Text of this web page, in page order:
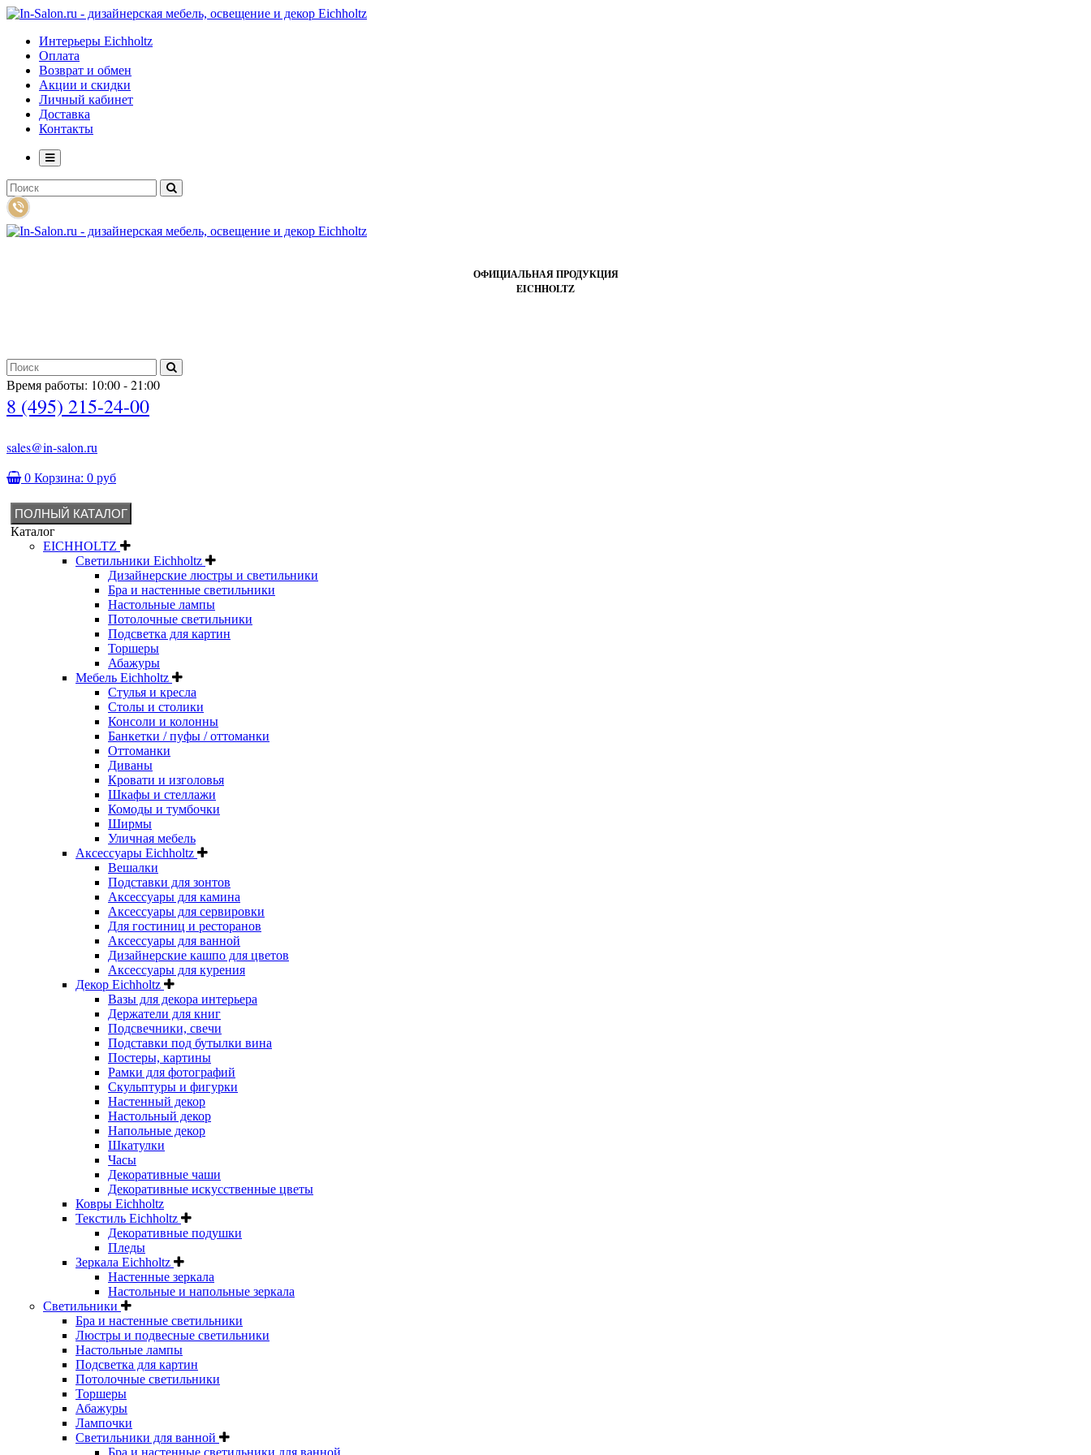
Интерьеры Eichholtz
Оплата
Возврат и обмен
Акции и скидки
Личный кабинет
Доставка
Контакты
ОФИЦИАЛЬНАЯ ПРОДУКЦИЯ
EICHHOLTZ
Время работы: 10:00 - 21:00
8 (495) 215-24-00
sales@in-salon.ru
0 Корзина: 0 руб
ПОЛНЫЙ КАТАЛОГ
Каталог
EICHHOLTZ
Светильники Eichholtz
Дизайнерские люстры и светильники
Бра и настенные светильники
Настольные лампы
Потолочные светильники
Подсветка для картин
Торшеры
Абажуры
Мебель Eichholtz
Стулья и кресла
Столы и столики
Консоли и колонны
Банкетки / пуфы / оттоманки
Оттоманки
Диваны
Кровати и изголовья
Шкафы и стеллажи
Комоды и тумбочки
Ширмы
Уличная мебель
Аксессуары Eichholtz
Вешалки
Подставки для зонтов
Аксессуары для камина
Аксессуары для сервировки
Для гостиниц и ресторанов
Аксессуары для ванной
Дизайнерские кашпо для цветов
Аксессуары для курения
Декор Eichholtz
Вазы для декора интерьера
Держатели для книг
Подсвечники, свечи
Подставки под бутылки вина
Постеры, картины
Рамки для фотографий
Скульптуры и фигурки
Настенный декор
Настольный декор
Напольные декор
Шкатулки
Часы
Декоративные чаши
Декоративные искусственные цветы
Ковры Eichholtz
Текстиль Eichholtz
Декоративные подушки
Пледы
Зеркала Eichholtz
Настенные зеркала
Настольные и напольные зеркала
Светильники
Бра и настенные светильники
Люстры и подвесные светильники
Настольные лампы
Подсветка для картин
Потолочные светильники
Торшеры
Абажуры
Лампочки
Светильники для ванной
Бра и настенные светильники для ванной